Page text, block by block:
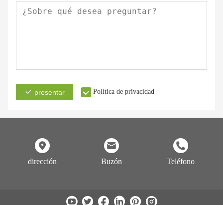
presentar Política de privacidad
dirección Buzón Teléfono